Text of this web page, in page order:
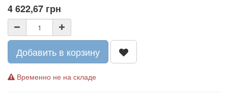
4 622,67 грн
Добавить в корзину
Временно не на складе